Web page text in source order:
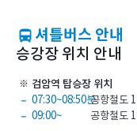
셔틀버스 안내
승강장 위치 안내
검암역 탑승장 위치
07:30~08:50분공항철도
09:00~
공항철도